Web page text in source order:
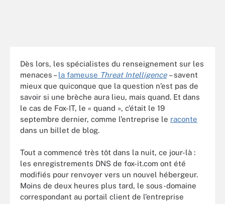
Dès lors, les spécialistes du renseignement sur les
menaces –la fameuse Threat Intelligence – savent
mieux que quiconque que la question n’est pas de
savoir si une brèche aura lieu, mais quand. Et dans
le cas de Fox-IT, le « quand », c’était le 19
septembre dernier, comme l’entreprise le raconte
dans un billet de blog.
Tout a commencé très tôt dans la nuit, ce jour-là :
les enregistrements DNS de fox-it.com ont été
modifiés pour renvoyer vers un nouvel hébergeur.
Moins de deux heures plus tard, le sous-domaine
correspondant au portail client de l’entreprise